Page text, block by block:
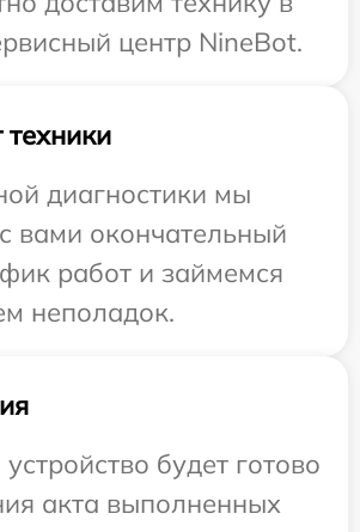
центр NineBot.
диагностики мы
вами окончательный
работ и займемся
неполадок.
будет готово
акта выполненных